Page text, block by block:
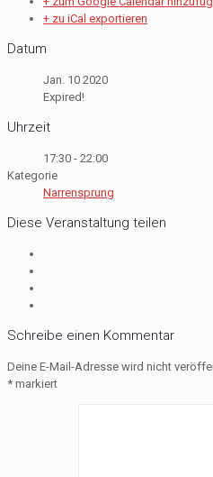
+ zu iCal exportieren
Datum
Jan. 10 2020
Expired!
Uhrzeit
17:30 - 22:00
Kategorie
Narrensprung
Diese Veranstaltung teilen
Schreibe einen Kommentar
Deine E-Mail-Adresse wird nicht
* markiert